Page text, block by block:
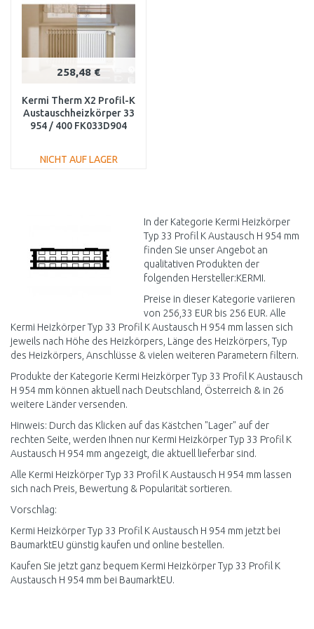
258,48 €
Kermi Therm X2 Profil-K
Austauschheizkörper 33
954 / 400 FK033D904
NICHT AUF LAGER
In der Kategorie Kermi Heizkörper
Typ 33 Profil K Austausch H 954 mm
finden Sie unser Angebot an
qualitativen Produkten der
folgenden Hersteller:KERMI.
Preise in dieser Kategorie variieren
von 256,33 EUR bis 256 EUR. Alle
Kermi Heizkörper Typ 33 Profil K Austausch H 954 mm lassen sich
jeweils nach Höhe des Heizkörpers, Länge des Heizkörpers, Typ
des Heizkörpers, Anschlüsse & vielen weiteren Parametern filtern.
Produkte der Kategorie Kermi Heizkörper Typ 33 Profil K Austausch
H 954 mm können aktuell nach Deutschland, Österreich & in 26
weitere Länder versenden.
Hinweis: Durch das Klicken auf das Kästchen "Lager" auf der
rechten Seite, werden Ihnen nur Kermi Heizkörper Typ 33 Profil K
Austausch H 954 mm angezeigt, die aktuell lieferbar sind.
Alle Kermi Heizkörper Typ 33 Profil K Austausch H 954 mm lassen
sich nach Preis, Bewertung & Popularität sortieren.
Vorschlag:
Kermi Heizkörper Typ 33 Profil K Austausch H 954 mm jetzt bei
BaumarktEU günstig kaufen und online bestellen.
Kaufen Sie jetzt ganz bequem Kermi Heizkörper Typ 33 Profil K
Austausch H 954 mm bei BaumarktEU.